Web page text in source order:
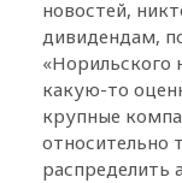
новостей,
дивидендам,
«Норильского
какую-то
крупные
относительно
распределить